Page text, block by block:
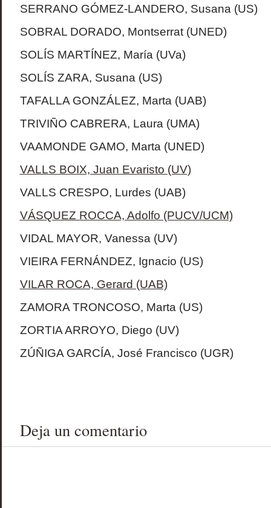
SERRANO GÓMEZ-LANDERO, Susana (US)
SOBRAL DORADO, Montserrat (UNED)
SOLÍS MARTÍNEZ, María (UVa)
SOLÍS ZARA, Susana (US)
TAFALLA GONZÁLEZ, Marta (UAB)
TRIVIÑO CABRERA, Laura (UMA)
VAAMONDE GAMO, Marta (UNED)
VALLS BOIX, Juan Evaristo (UV)
VALLS CRESPO, Lurdes (UAB)
VÁSQUEZ ROCCA, Adolfo (PUCV/UCM)
VIDAL MAYOR, Vanessa (UV)
VIEIRA FERNÁNDEZ, Ignacio (US)
VILAR ROCA, Gerard (UAB)
ZAMORA TRONCOSO, Marta (US)
ZORTIA ARROYO, Diego (UV)
ZÚÑIGA GARCÍA, José Francisco (UGR)
Deja un comentario